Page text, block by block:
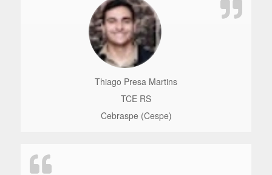
Thiago Presa Martins
TCE RS
Cebraspe (Cespe)